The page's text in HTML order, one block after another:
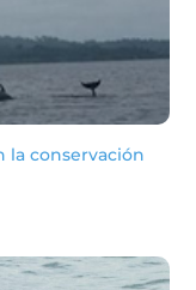
la conservación